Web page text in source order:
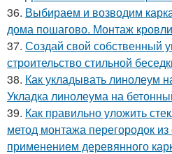
36. Выбираем и возводим
дома пошагово. Монтаж кровли
37. Создай свой собственный
строительство стильной
38. Как укладывать линолеум
Укладка линолеума на
39. Как правильно уложить
метод монтажа перегородок
применением деревянного